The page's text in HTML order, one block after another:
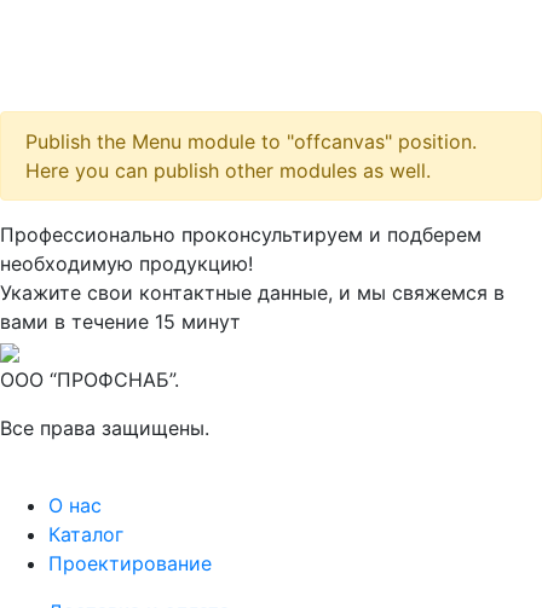
Publish the Menu module to "offcanvas" position.
Here you can publish other modules as well.
Профессионально проконсультируем и подберем
необходимую продукцию!
Укажите свои контактные данные, и мы свяжемся в
вами в течение 15 минут
ООО “ПРОФСНАБ”.
Все права защищены.
О нас
Каталог
Проектирование